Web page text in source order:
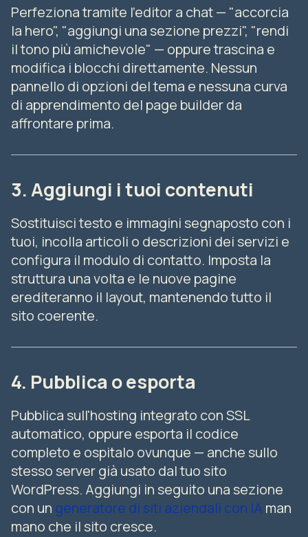
Perfeziona tramite l'editor a chat — "accorcia
la hero", "aggiungi una sezione prezzi", "rendi
il tono più amichevole" — oppure trascina e
modifica i blocchi direttamente. Nessun
pannello di opzioni del tema e nessuna curva
di apprendimento del page builder da
affrontare prima.
3. Aggiungi i tuoi contenuti
Sostituisci testo e immagini segnaposto con i
tuoi, incolla articoli o descrizioni dei servizi e
configura il modulo di contatto. Imposta la
struttura una volta e le nuove pagine
erediteranno il layout, mantenendo tutto il
sito coerente.
4. Pubblica o esporta
Pubblica sull'hosting integrato con SSL
automatico, oppure esporta il codice
completo e ospitalo ovunque — anche sullo
stesso server già usato dal tuo sito
WordPress. Aggiungi in seguito una sezione
con un generatore di siti aziendali con IA man
mano che il sito cresce.